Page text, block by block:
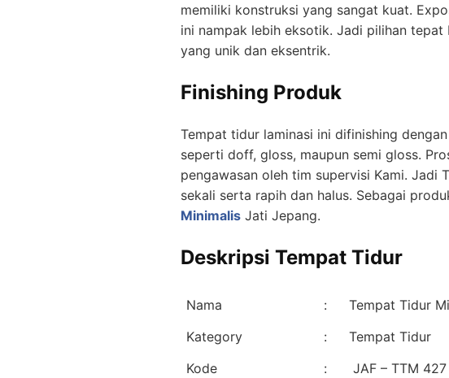
memiliki konstruksi yang sangat kuat.
ini nampak lebih eksotik. Jadi pilihan
yang unik dan eksentrik.
Finishing Produk
Tempat tidur laminasi ini difinishing
seperti doff, gloss, maupun semi gloss.
pengawasan oleh tim supervisi Kami. Jadi
sekali serta rapih dan halus. Sebagai
Minimalis Jati Jepang.
Deskripsi Tempat Tidur
Nama :
Tempat Tidur
Kategory
:
Tempat Tidur
Kode
:
JAF – TTM 427